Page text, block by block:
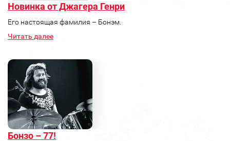
Новинка от Джагера Генри
Его настоящая фамилия – Бонэм.
Читать далее
Бонзо – 77!